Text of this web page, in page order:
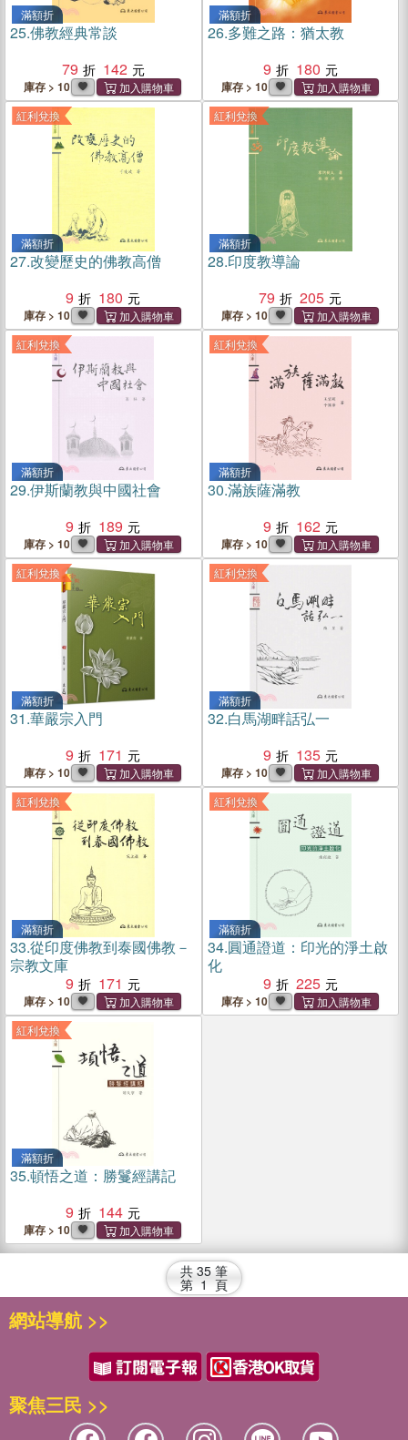
滿額折
25.佛教經典常談
79
142
庫存 > 10
滿額折
26.多難之路：猶太教
9
180
庫存 > 10
紅利兌換
滿額折
27.改變歷史的佛教高僧
9
180
庫存 > 10
紅利兌換
滿額折
28.印度教導論
79
205
庫存 > 10
紅利兌換
滿額折
29.伊斯蘭教與中國社會
9
189
庫存 > 10
紅利兌換
滿額折
30.滿族薩滿教
9
162
庫存 > 10
紅利兌換
滿額折
31.華嚴宗入門
9
171
庫存 > 10
紅利兌換
滿額折
32.白馬湖畔話弘一
9
135
庫存 > 10
紅利兌換
滿額折
33.從印度佛教到泰國佛教－
宗教文庫
9
171
庫存 > 10
紅利兌換
滿額折
34.圓通證道：印光的淨土啟
化
9
225
庫存 > 10
紅利兌換
滿額折
35.頓悟之道：勝鬘經講記
9
144
庫存 > 10
共 35 筆
第 1 頁
網站導航 >>
聚焦三民 >>